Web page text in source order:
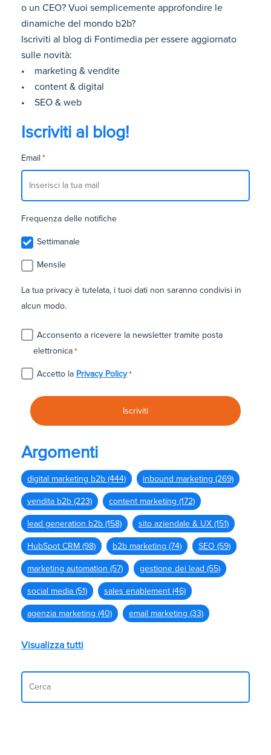
o un CEO? Vuoi semplicemente approfondire le
dinamiche del mondo b2b?
Iscriviti al blog di Fontimedia per essere aggiornato
sulle novità:
• marketing & vendite
• content & digital
• SEO & web
Iscriviti al blog!
Email *
Frequenza delle notifiche
Settimanale
Mensile
La tua privacy è tutelata, i tuoi dati non saranno condivisi in
alcun modo.
Acconsento a ricevere la newsletter tramite posta
elettronica*
Accetto la Privacy Policy *
Argomenti
digital marketing b2b (444) inbound marketing (269)
vendita b2b (223) content marketing (172)
lead generation b2b (158) sito aziendale & UX (151)
HubSpot CRM (98) b2b marketing (74) SEO (59)
marketing automation (57) gestione dei lead (55)
social media (51) sales enablement (46)
agenzia marketing (40) email marketing (33)
Visualizza tutti